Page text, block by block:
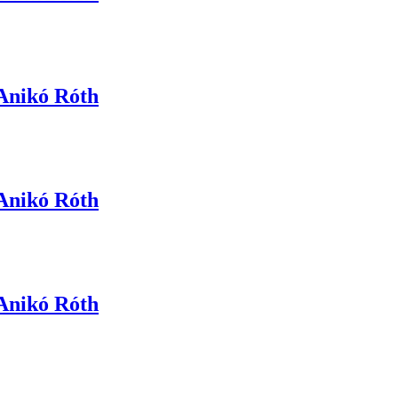
Róth
Róth
Róth